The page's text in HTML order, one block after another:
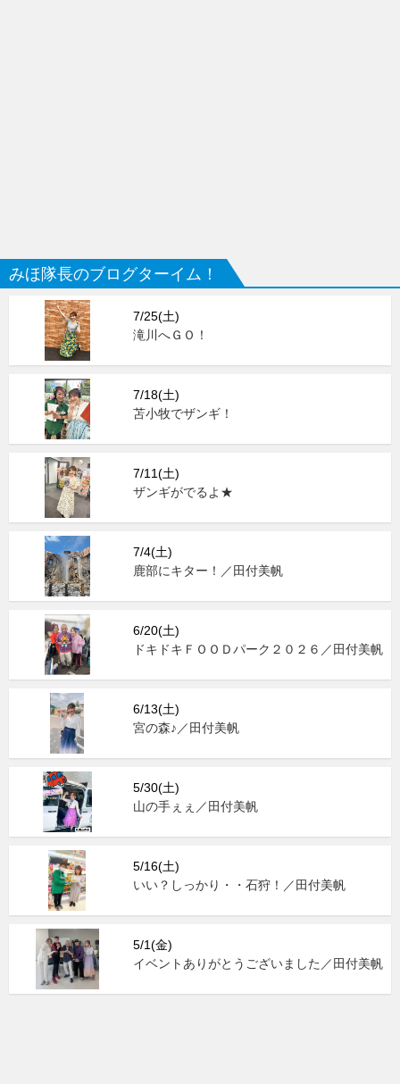
みほ隊長のブログターイム！
7/25(土)
滝川へＧＯ！
7/18(土)
苫小牧でザンギ！
7/11(土)
ザンギがでるよ★
7/4(土)
鹿部にキター！／田付美帆
6/20(土)
ドキドキＦＯＯＤパーク２０２６／田付美帆
6/13(土)
宮の森♪／田付美帆
5/30(土)
山の手ぇぇ／田付美帆
5/16(土)
いい？しっかり・・石狩！／田付美帆
5/1(金)
イベントありがとうございました／田付美帆